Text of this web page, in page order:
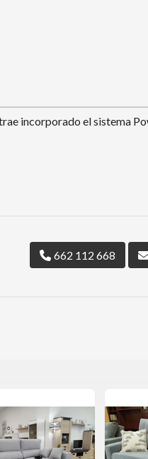
incorporado el sistema
662 112 668